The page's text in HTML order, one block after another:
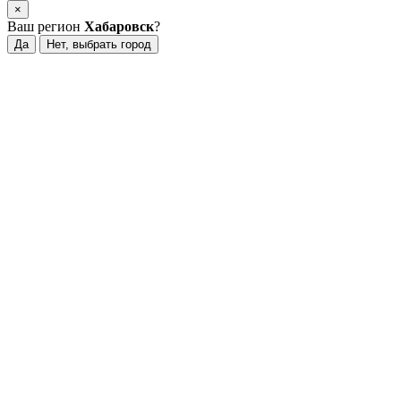
×
Ваш регион Хабаровск?
Да Нет, выбрать город